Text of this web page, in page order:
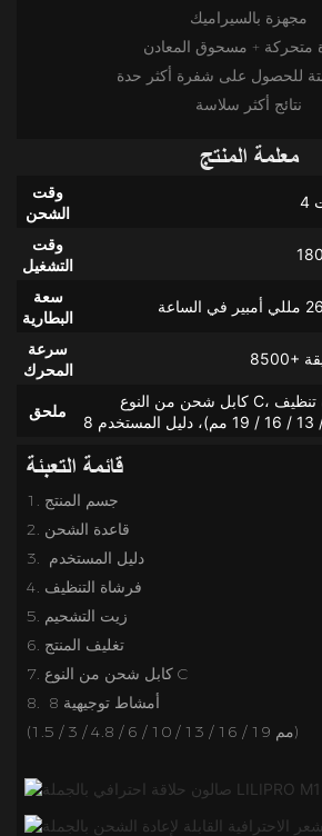
مجهزة بالسيراميك
متحركة + مسحوق المعادن
نتائج أكثر سلاسة
معلمة المنتج
وقت
الشحن
وقت
التشغيل
سعة
البطارية
سرعة
المحرك
ملحق
قائمة التعبئة
1. جسم المنتج
2. قاعدة الشحن
3. دليل المستخدم
4. فرشاة التنظيف
5. زيت التشحيم
6. تغليف المنتج
7.
كابل شحن من النوع C
8. 8 أمشاط توجيهية
(1.5 / 3 / 4.8 / 6 / 10 / 13 / 16 / 19 مم)